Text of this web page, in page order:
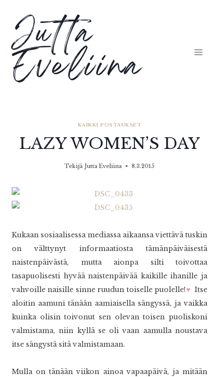
sisältöön
Jutta
Eveliina
KAIKKI POSTAUKSET
LAZY WOMEN’S DAY
Tekijä Jutta Eveliina 8.3.2015
Kukaan sosiaalisessa mediassa aikaansa viettävä tuskin
on välttynyt informaatiosta tämänpäiväisestä
naistenpäivästä, mutta aionpa silti toivottaa
tasapuolisesti hyvää naistenpäivää kaikille ihanille ja
vahvoille naisille sinne ruudun toiselle puolelle!♥ Itse
aloitin aamuni tänään aamiaisella sängyssä, ja vaikka
kuinka olisin toivonut sen olevan toisen puoliskoni
valmistama, niin kyllä se oli vaan aamulla noustava
itse sängystä sitä valmistamaan.
Mulla on tänään viikon ainoa vapaapäivä, ja mitään